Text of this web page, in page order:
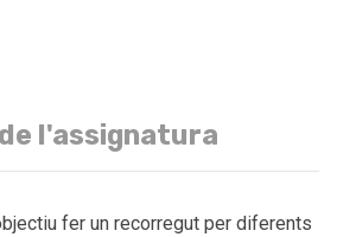
l'assignatura
fer un recorregut per diferents